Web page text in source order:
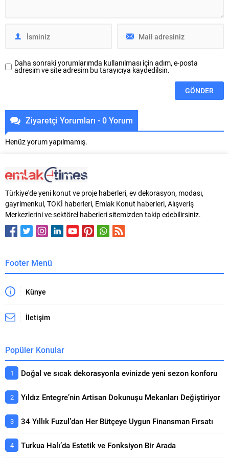
Daha sonraki yorumlarımda kullanılması için adım, e-posta
adresim ve site adresim bu tarayıcıya kaydedilsin.
Ziyaretçi Yorumları - 0 Yorum
Henüz yorum yapılmamış.
Türkiye'de yeni konut ve proje haberleri, ev dekorasyon, modası,
gayrimenkul, TOKİ haberleri, Emlak Konut haberleri, Alışveriş
Merkezlerini ve sektörel haberleri sitemizden takip edebilirsiniz.
Footer Menü
Künye
İletişim
Popüler Konular
Doğal ve sıcak dekorasyonla evinizde yeni sezon konforu
Yıldız Entegre’nin Artisan Dokunuşu Mekanları Değiştiriyor
34 Yıllık Fuzul’dan Her Bütçeye Uygun Finansman Fırsatı
Turkua Halı’da Estetik ve Fonksiyon Bir Arada